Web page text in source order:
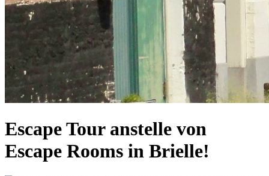
Escape Tour anstelle von
Escape Rooms in Brielle!